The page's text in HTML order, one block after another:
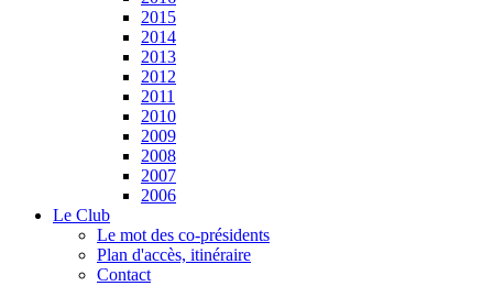
2015
2014
2013
2012
2011
2010
2009
2008
2007
2006
Le Club
Le mot des co-présidents
Plan d'accès, itinéraire
Contact